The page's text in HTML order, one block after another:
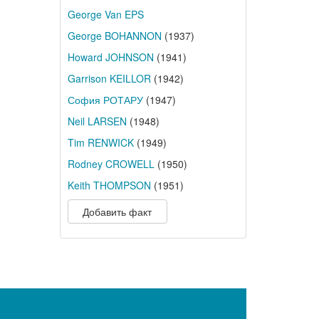
George Van EPS
George BOHANNON (1937)
Howard JOHNSON (1941)
Garrison KEILLOR(1942)
София РОТАРУ(1947)
Neil LARSEN (1948)
Tim RENWICK(1949)
Rodney CROWELL(1950)
Keith THOMPSON (1951)
Добавить факт